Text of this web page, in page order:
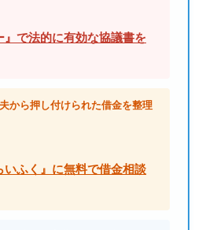
で法的に有効な協議書を
から押し付けられた借金を整理
ふく』に無料で借金相談